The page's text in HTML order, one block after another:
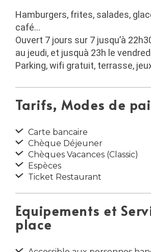
Hamburgers, frites, salades,
café…
Ouvert 7 jours sur 7 jusqu’à
au jeudi, et jusquà 23h le
Parking, wifi gratuit, terrasse,
Tarifs, Modes de
Carte bancaire
Chèque Déjeuner
Chèques Vacances (Classic)
Espèces
Ticket Restaurant
Equipements et
place